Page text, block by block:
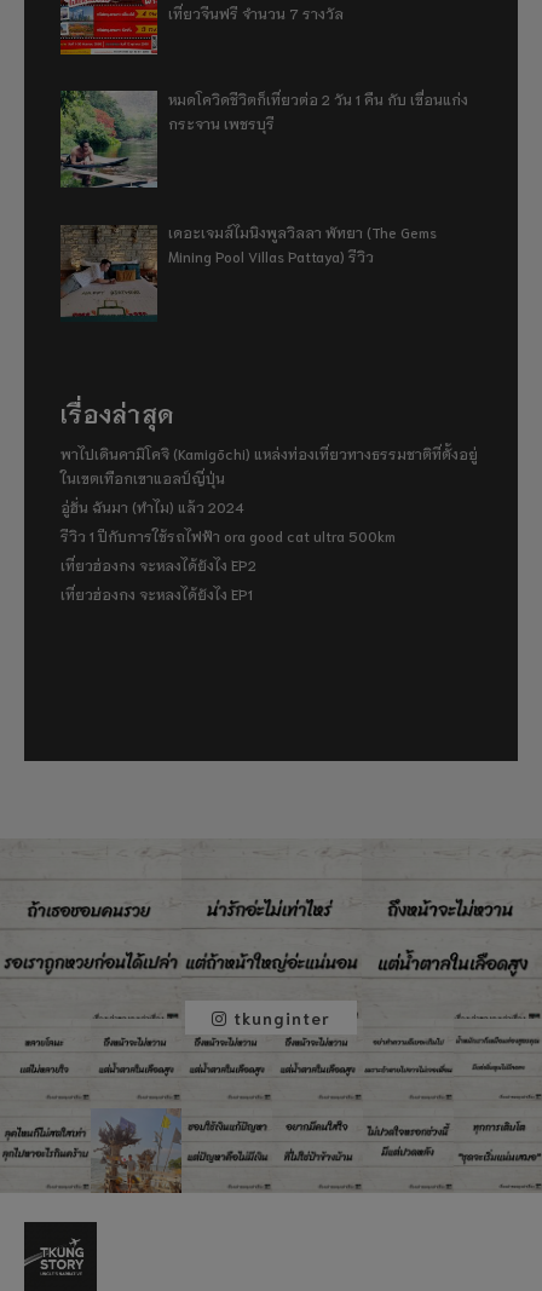
เที่ยวจีนฟรี จำนวน 7 รางวัล
หมดโควิดชีวิตก็เที่ยวต่อ 2 วัน 1 คืน กับ เขื่อนแก่ง
กระจาน เพชรบุรี
เดอะเจมส์ไมนิงพูลวิลลา พัทยา (The Gems
Mining Pool Villas Pattaya) รีวิว
เรื่องล่าสุด
พาไปเดินคามิโคจิ (Kamigōchi) แหล่งท่องเที่ยวทางธรรมชาติที่ตั้งอยู่
ในเขตเทือกเขาแอลป์ญี่ปุ่น
อู่ฮั่น ฉันมา (ทำไม) แล้ว 2024
รีวิว 1 ปีกับการใช้รถไฟฟ้า ora good cat ultra 500km
เที่ยวฮ่องกง จะหลงได้ยังไง EP2
เที่ยวฮ่องกง จะหลงได้ยังไง EP1
tkunginter